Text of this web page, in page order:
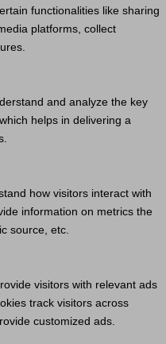
functionalities like sharing
platforms, collect
and analyze the key
helps in delivering a
how visitors interact with
information on metrics the
source, etc.
visitors with relevant ads
track visitors across
customized ads.